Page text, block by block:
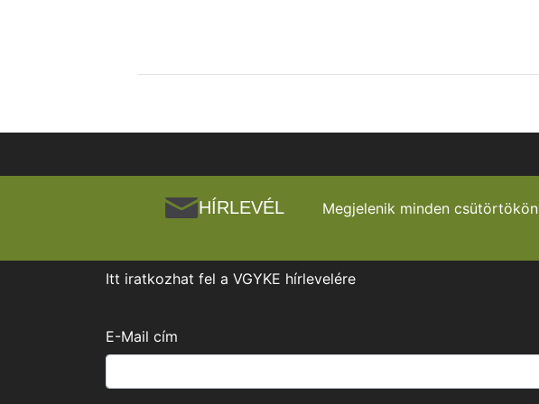
HÍRLEVÉL Megjelenik minden csütörtökön
Itt iratkozhat fel a VGYKE hírlevelére
E-Mail cím